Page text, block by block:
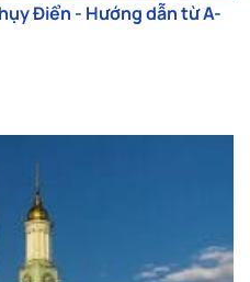
Điển - Hướng dẫn từ A-